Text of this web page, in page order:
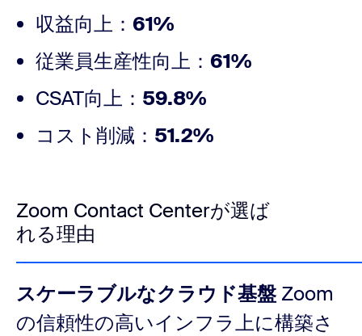
収益向上： 61%
従業員生産性向上： 61%
CSAT向上： 59.8%
コスト削減： 51.2%
Zoom Contact Centerが選ば
れる理由
スケーラブルなクラウド基盤Zoom
の信頼性の高いインフラ上に構築さ